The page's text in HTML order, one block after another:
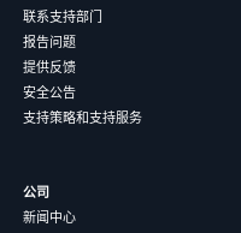
联系支持部门
报告问题
提供反馈
安全公告
支持策略和支持服务
公司
新闻中心